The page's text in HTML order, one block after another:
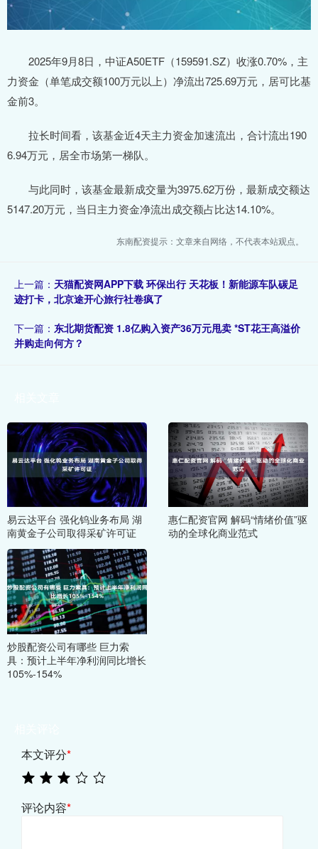
2025年9月8日，中证A50ETF（159591.SZ）收涨0.70%，主
力资金（单笔成交额100万元以上）净流出725.69万元，居可比基
金前3。
拉长时间看，该基金近4天主力资金加速流出，合计流出190
6.94万元，居全市场第一梯队。
与此同时，该基金最新成交量为3975.62万份，最新成交额达
5147.20万元，当日主力资金净流出成交额占比达14.10%。
东南配资提示：文章来自网络，不代表本站观点。
上一篇： 天猫配资网APP下载 环保出行 天花板！新能源车队碳足
迹打卡，北京途开心旅行社卷疯了
下一篇： 东北期货配资 1.8亿购入资产36万元甩卖 *ST花王高溢价
并购走向何方？
易云达平台 强化钨业务布局 湖
南黄金子公司取得采矿许可证
惠仁配资官网 解码“情绪价值”驱
动的全球化商业范式
炒股配资公司有哪些 巨力索
具：预计上半年净利润同比增长
105%-154%
本文评分*
评论内容*